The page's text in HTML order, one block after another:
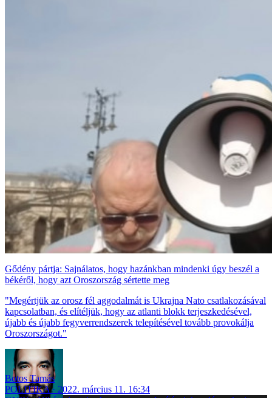
Gődény pártja: Sajnálatos, hogy hazánkban mindenki úgy beszél a
békéről, hogy azt Oroszország sértette meg
"Megértjük az orosz fél aggodalmát is Ukrajna Nato csatlakozásával
kapcsolatban, és elítéljük, hogy az atlanti blokk terjeszkedésével,
újabb és újabb fegyverrendszerek telepítésével tovább provokálja
Oroszországot."
Botos Tamás
POLITIKA
2022. március 11. 16:34